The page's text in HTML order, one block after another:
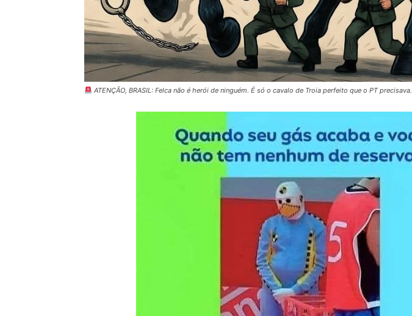
ATENÇÃO, BRASIL: Felca não é herói de ninguém. É só o cavalo de Troia perfeito que o PT precisava.